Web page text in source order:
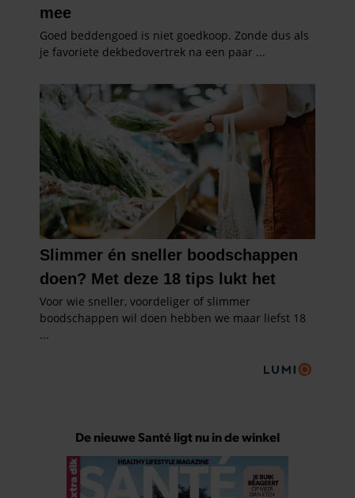
De nieuwe Santé ligt nu in de winkel